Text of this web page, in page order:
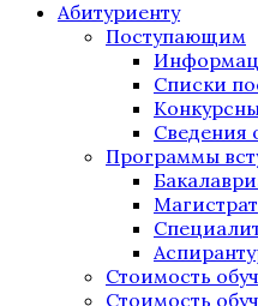
Абитуриенту
Поступающим
Списки
Сведения
Программы
Стоимость
Стоимость